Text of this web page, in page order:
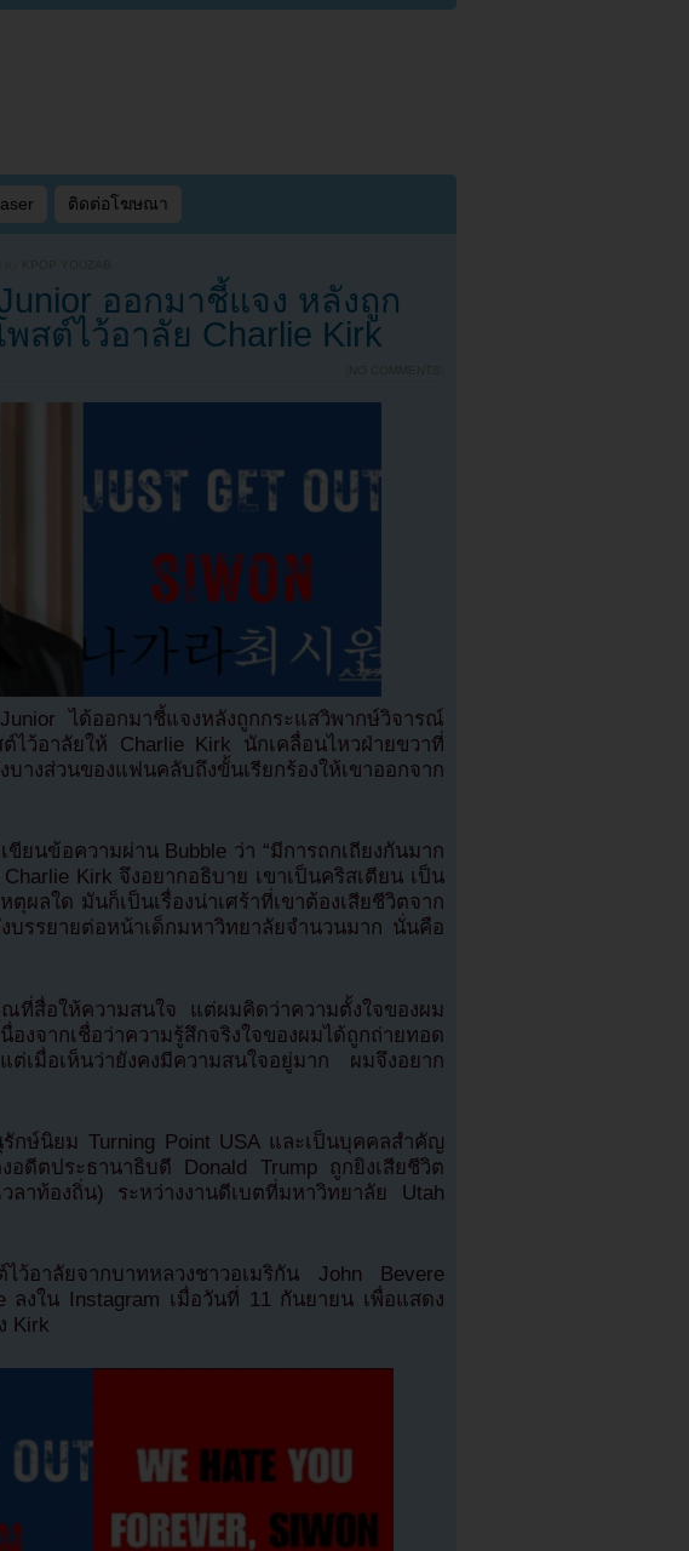
ติดต่อโฆษณา
KPOP YOUZAB
ออกมาชี้แจง หลังถูก
ต์ไว้อาลัย Charlie Kirk
NO COMMENTS
ได้ออกมาชี้แจงหลังถูกกระแสวิพากษ์วิจารณ์
ว้อาลัยให้ Charlie Kirk นักเคลื่อนไหวฝ่ายขวาที่
บางส่วนของแฟนคลับถึงขั้นเรียกร้องให้เขาออกจาก
ยนข้อความผ่าน Bubble ว่า “มีการถกเถียงกันมาก
Kirk จึงอยากอธิบาย เขาเป็นคริสเตียน เป็น
ผลใด มันก็เป็นเรื่องน่าเศร้าที่เขาต้องเสียชีวิตจาก
รรยายต่อหน้าเด็กมหาวิทยาลัยจำนวนมาก นั่นคือ
ที่สื่อให้ความสนใจ แต่ผมคิดว่าความตั้งใจของผม
งจากเชื่อว่าความรู้สึกจริงใจของผมได้ถูกถ่ายทอด
มื่อเห็นว่ายังคงมีความสนใจอยู่มาก ผมจึงอยาก
กษ์นิยม Turning Point USA และเป็นบุคคลสำคัญ
อดีตประธานาธิบดี Donald Trump ถูกยิงเสียชีวิต
าท้องถิ่น) ระหว่างงานดีเบตที่มหาวิทยาลัย Utah
ว้อาลัยจากบาทหลวงชาวอเมริกัน John Bevere
ลงใน Instagram เมื่อวันที่ 11 กันยายน เพื่อแสดง
Kirk